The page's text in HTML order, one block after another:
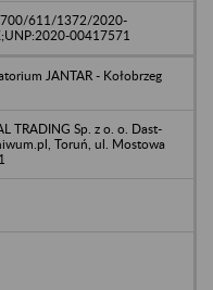
611/1372/2020-
00417571
JANTAR - Kołobrzeg
TRADING Sp. z o. o. Dast-
Toruń, ul. Mostowa